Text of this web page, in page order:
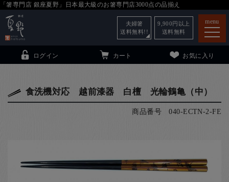
「箸専門店 銀座夏野」日本最大級のお箸専門店3000点の品揃え
menu
ログイン カート お気に入り
夫婦箸
送料無料!!
9,900 円以上
送料無料
食洗機対応 越前漆器 白檀 光輪鶴亀（中）
商品番号 040-ECTN-2-FE